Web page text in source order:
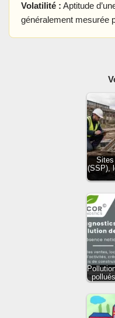
Volatilité : Aptitude
généralement mesurée
(SSP),